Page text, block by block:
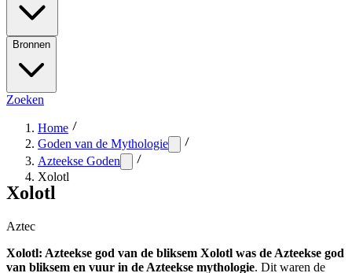
Bronnen
Zoeken
Home
Goden van de Mythologie
Azteekse Goden
Xolotl
Xolotl
Aztec
Xolotl: Azteekse god van de bliksem Xolotl was de Azteekse god
van bliksem en vuur in de Azteekse mythologie. Dit waren de